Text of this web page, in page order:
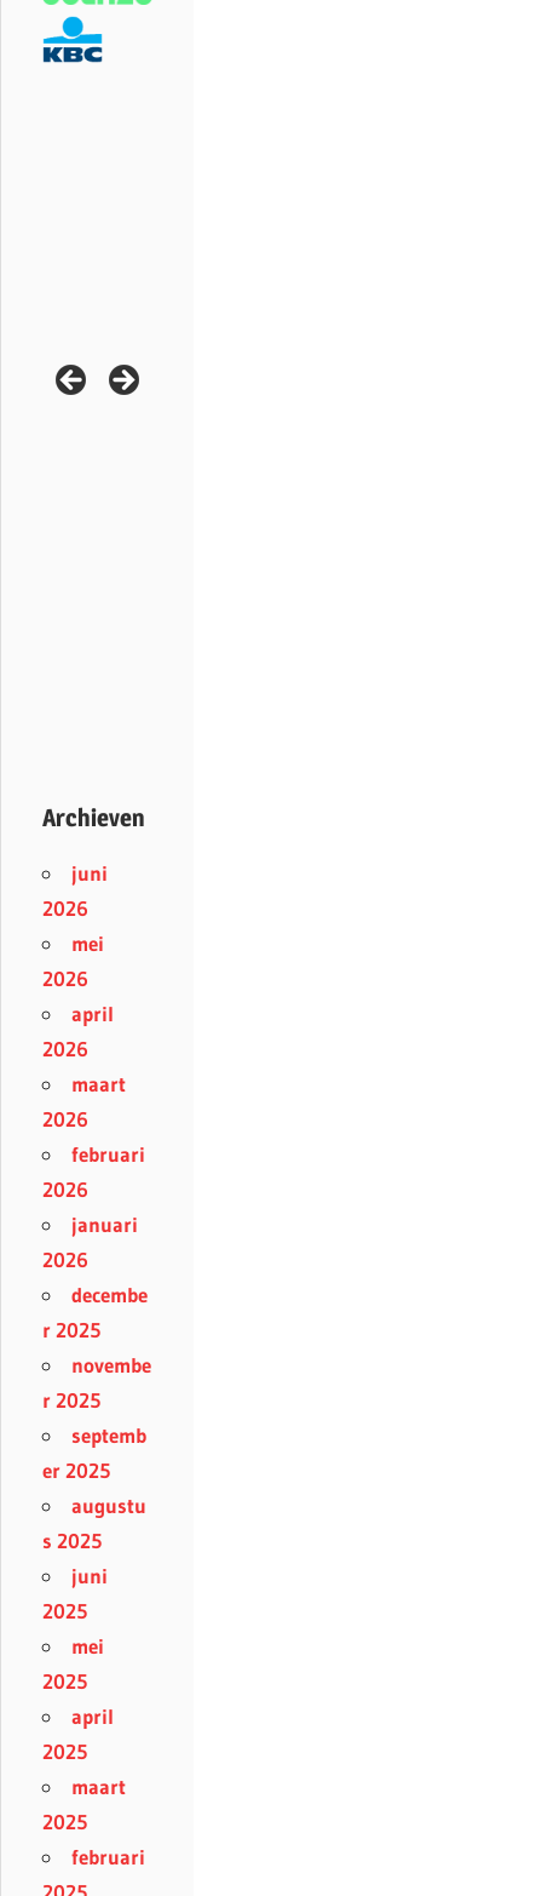
Archieven
juni
2026
mei
2026
april
2026
maart
2026
februari
2026
januari
2026
decembe
r 2025
novembe
r 2025
septemb
er 2025
augustu
s 2025
juni
2025
mei
2025
april
2025
maart
2025
februari